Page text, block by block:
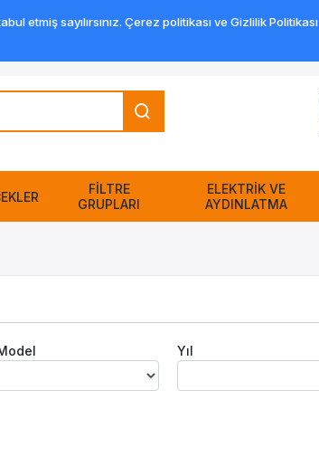
FİLTRE
GRUPLARI
ELEKTRİK VE
AYDINLATMA
Yıl
etmiş sayılırsınız. Çerez politikası ve Gizlilik Politikası